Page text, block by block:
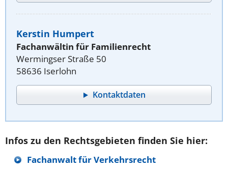
Kerstin Humpert
Fachanwältin für Familienrecht
Wermingser Straße 50
58636 Iserlohn
Kontaktdaten
Infos zu den Rechtsgebieten finden Sie hier:
Fachanwalt für Verkehrsrecht